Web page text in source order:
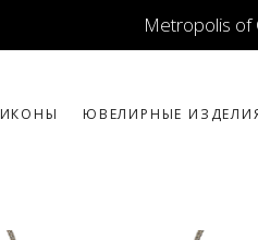
Metropolis of
ИКОНЫ ЮВЕЛИРНЫЕ